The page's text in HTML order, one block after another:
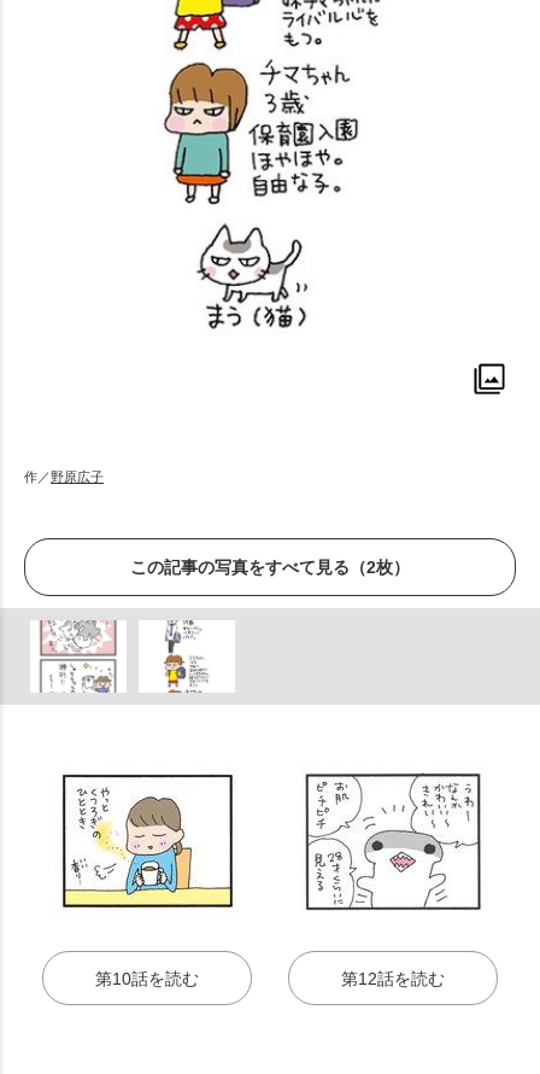
作／野原広子
この記事の写真をすべて見る（2枚）
第10話を読む 第12話を読む